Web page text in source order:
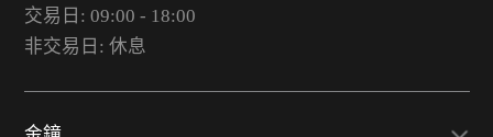
交易日: 09:00 - 18:00
非交易日: 休息